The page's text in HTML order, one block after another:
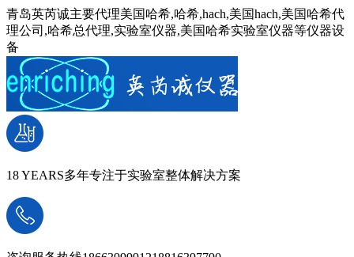
青岛英芮诚主要代理美国哈希,哈希,hach,美国hach,美国哈希代
理公司,哈希总代理,实验室仪器,美国哈希实验室仪器等仪器设
备
18 YEARS多年专注于实验室整体解决方案